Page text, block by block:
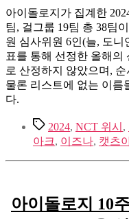
아이돌로지가 집계한
팀, 걸그룹 19팀 총 38팀
원 심사위원 6인(늘, 도니
표를 통해 선정한 올해의
로 산정하지 않았으며,
물론 리스트에 없는 이름
다.
Tags2024, NCT 위시 ,
아크, 이즈나, 캣츠
아이돌로지 10